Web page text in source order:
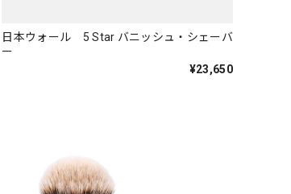
日本ウォール 5 Star バニッシュ・シェーバ
ー
¥23,650